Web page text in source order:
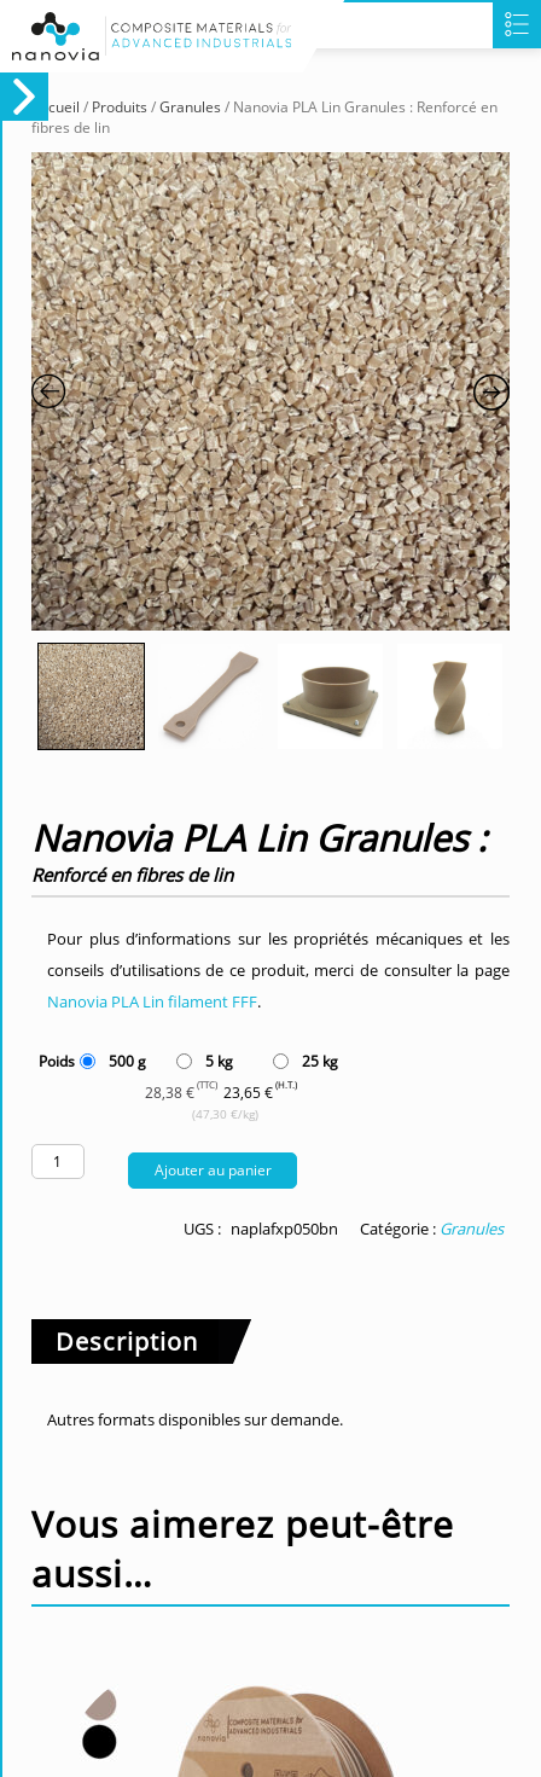
Accueil / Produits /Granules / Nanovia PLA Lin Granules : Renforcé en
fibres de lin
Nanovia PLA Lin Granules :
Renforcé en fibres de lin
Pour plus d’informations sur les propriétés mécaniques et les
conseils d’utilisations de ce produit, merci de consulter la page
Nanovia PLA Lin filament FFF.
Poids 500 g 5 kg
25 kg
28,38 € (TTC) 23,65 € (H.T.)
(47,30 €/kg)
Ajouter au panier
UGS : naplafxp050bn Catégorie : Granules
Description
Autres formats disponibles sur demande.
Vous aimerez peut-être
aussi…